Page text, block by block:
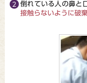
倒れている人の鼻と
接触らないように破